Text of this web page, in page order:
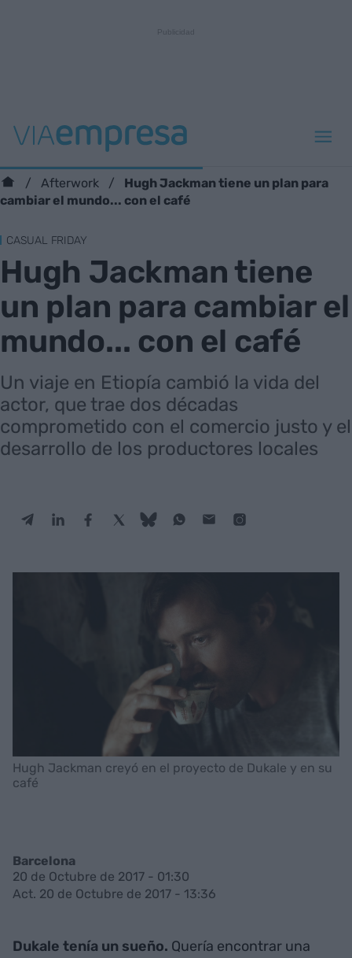
Afterwork
Hugh Jackman tiene un plan para
cambiar el mundo... con el café
CASUAL FRIDAY
Hugh Jackman tiene
un plan para cambiar el
mundo... con el café
Un viaje en Etiopía cambió la vida del
actor, que trae dos décadas
comprometido con el comercio justo y el
desarrollo de los productores locales
Hugh Jackman creyó en el proyecto de Dukale y en su
café
Barcelona
20 de Octubre de 2017 - 01:30
Act. 20 de Octubre de 2017 - 13:36
Dukale tenía un sueño. Quería encontrar una